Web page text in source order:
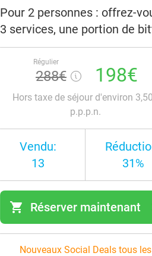
Pour 2 personnes : offrez-
3 services, une portion de
Régulier
288€ 198€
Hors taxe de séjour d'environ
p.p.p.n.
Vendu:
13
31%
shopping_cart Réserver maintenant
Nouveaux Social Deals tous les